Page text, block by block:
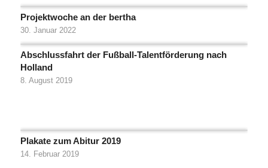
Projektwoche an der bertha
30. Januar 2022
Abschlussfahrt der Fußball-Talentförderung nach
Holland
8. August 2019
Plakate zum Abitur 2019
14. Februar 2019